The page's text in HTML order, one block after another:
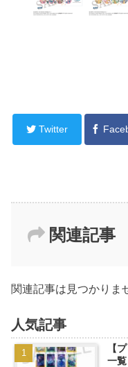
Twitter
関連記事
関連記事は見つかりま
人気記事
【
一